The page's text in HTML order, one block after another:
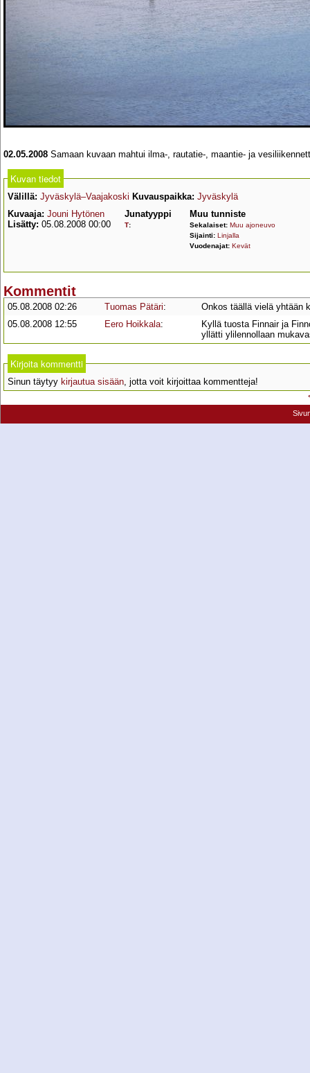
02.05.2008 Samaan kuvaan mahtui ilma-, rautatie-, maantie- ja
Kuvan tiedot
Välillä: Jyväskylä–Vaajakoski Kuvauspaikka: Jyväskylä
Kuvaaja: Jouni Hytönen
Lisätty: 05.08.2008 00:00
Junatyyppi
T:
Muu tunniste
Sekalaiset: Muu ajoneuvo
Sijainti: Linjalla
Vuodenajat: Kevät
Kommentit
05.08.2008 02:26 Tuomas Pätäri:
Onkos täällä vielä yhtään
05.08.2008 12:55
Eero Hoikkala:
Kyllä tuosta Finnair ja
yllätti ylilennollaan
Kirjoita kommentti
Sinun täytyy kirjautua sisään, jotta voit kirjoittaa kommentteja!